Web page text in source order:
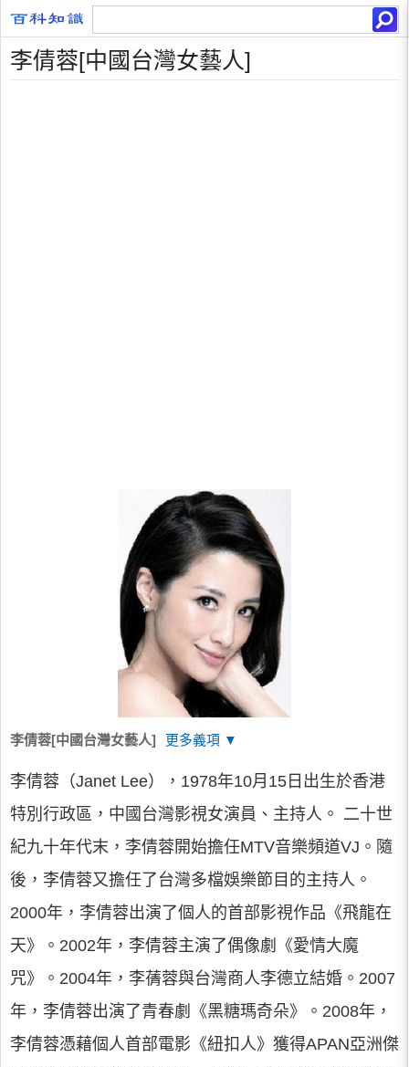
李倩蓉[中國台灣女藝人]
李倩蓉[中國台灣女藝人] 更多義項 ▼
李倩蓉（Janet Lee），1978年10月15日出生於香港
特別行政區，中國台灣影視女演員、主持人。 二十世
紀九十年代末，李倩蓉開始擔任MTV音樂頻道VJ。隨
後，李倩蓉又擔任了台灣多檔娛樂節目的主持人。
2000年，李倩蓉出演了個人的首部影視作品《飛龍在
天》。2002年，李倩蓉主演了偶像劇《愛情大魔
咒》。2004年，李蒨蓉與台灣商人李德立結婚。2007
年，李倩蓉出演了青春劇《黑糖瑪奇朵》。2008年，
李倩蓉憑藉個人首部電影《紐扣人》獲得APAN亞洲傑